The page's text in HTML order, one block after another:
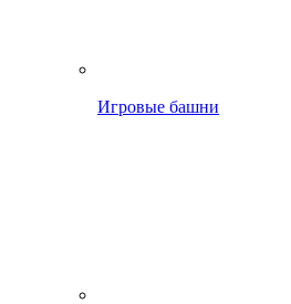
Игровые башни